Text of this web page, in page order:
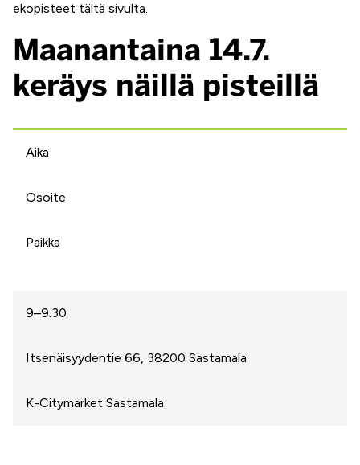
ekopisteet tältä sivulta.
Maanantaina 14.7.
keräys näillä pisteillä
Aika
Osoite
Paikka
9–9.30
Itsenäisyydentie 66, 38200 Sastamala
K-Citymarket Sastamala